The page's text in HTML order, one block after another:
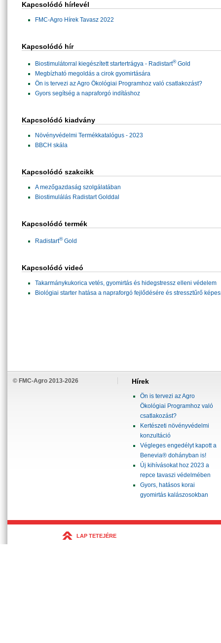
Kapcsolódó hírlevél
FMC-Agro Hírek Tavasz 2022
Kapcsolódó hír
Biostimulátorral kiegészített startertrágya - Radistart®Gold
Megbízható megoldás a cirok gyomirtására
Ön is tervezi az Agro Ökológiai Programhoz való csatlakozást?
Gyors segítség a napraforgó indításhoz
Kapcsolódó kiadvány
Növényvédelmi Termékkatalógus - 2023
BBCH skála
Kapcsolódó szakcikk
A mezőgazdaság szolgálatában
Biostimulálás Radistart Golddal
Kapcsolódó termék
Radistart®Gold
Kapcsolódó videó
Takarmánykukorica vetés, gyomirtás és hidegstressz elleni védelem
Biológiai starter hatása a napraforgó fejlődésére és stressztűrő
© FMC-Agro 2013-2026 Hírek
Ön is tervezi az Agro
Ökológiai Programhoz való
csatlakozást?
Kertészeti növényvédelmi
konzultáció
Végleges engedélyt kapott a
Benevia® dohányban is!
Új kihívásokat hoz 2023 a
repce tavaszi védelmében
Gyors, hatásos korai
gyomirtás kalászosokban
LAP TETEJÉRE